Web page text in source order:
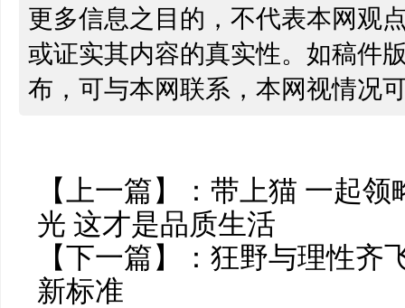
更多信息之目的，不代表本网观
或证实其内容的真实性。如稿件
布，可与本网联系，本网视情况
【上一篇】： 带上猫 一起领
光 这才是品质生活
【下一篇】： 狂野与理性齐
新标准